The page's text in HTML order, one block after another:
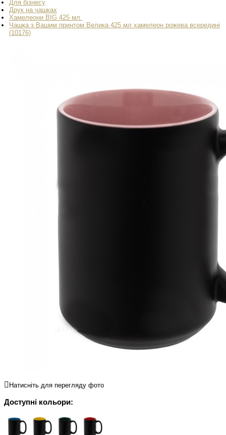
Для бізнесу
Друк на чашках
Хамелеони BIG 425 мл.
Чашка з Вашим принтом Велика 425 мл хамелеон рожева всередині
(10176)
Натисніть для перегляду фото
Доступні кольори: